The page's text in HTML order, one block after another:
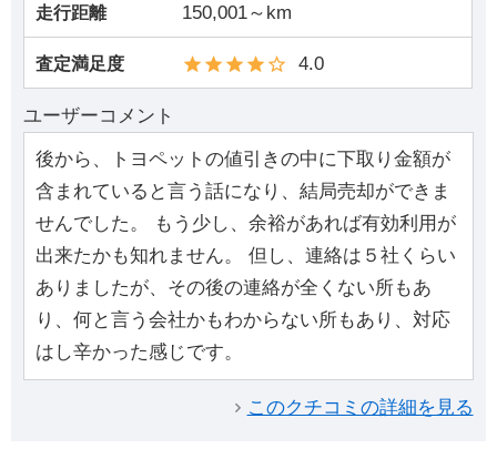
走行距離 150,001～km
査定満足度 4.0
ユーザーコメント
後から、トヨペットの値引きの中に下取り金額が
含まれていると言う話になり、結局売却ができま
せんでした。 もう少し、余裕があれば有効利用が
出来たかも知れません。 但し、連絡は５社くらい
ありましたが、その後の連絡が全くない所もあ
り、何と言う会社かもわからない所もあり、対応
はし辛かった感じです。
このクチコミの詳細を見る